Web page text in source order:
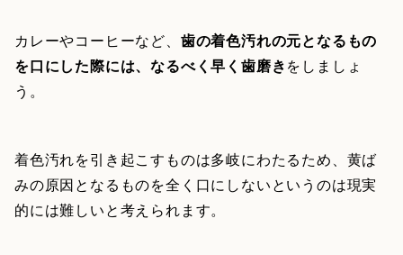
カレーやコーヒーなど、 歯の着色汚れの元となるもの
を口にした際には、なるべく早く歯磨きをしましょ
う。
着色汚れを引き起こすものは多岐にわたるため、黄ば
みの原因となるものを全く口にしないというのは現実
的には難しいと考えられます。